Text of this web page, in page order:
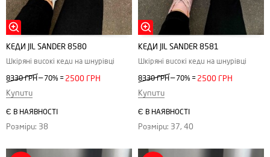
КЕДИ JIL SANDER 8580
Шкіряні високі кеди на шнурівці
8330 ГРН— 70% = 2500 ГРН
Купити
Є В НАЯВНОСТІ
Розміри: 38
КЕДИ JIL SANDER 8581
Шкіряні високі кеди на шнурівці
8330 ГРН— 70% = 2500 ГРН
Купити
Є В НАЯВНОСТІ
Розміри: 37, 40